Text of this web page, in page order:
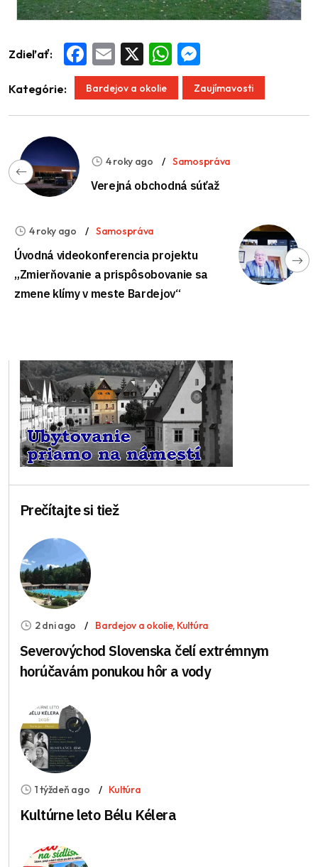
Zdieľať: Facebook
Email WhatsApp
Kategórie: Bardejov a okolie Zaujímavosti
4 roky ago Samospráva
Verejná obchodná súťaž
4 roky ago Samospráva
Úvodná videokonferencia projektu
„Zmierňovanie a prispôsobovanie sa
zmene klímy v meste Bardejov“
Prečítajte si tiež
2 dni ago Bardejov a okolie, Kultúra
Severovýchod Slovenska čelí extrémnym
horúčavám ponukou hôr a vody
1 týždeň ago Kultúra
Kultúrne leto Bélu Kélera